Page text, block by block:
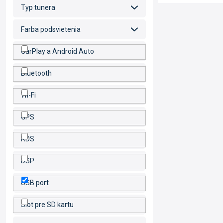
Typ tunera
Farba podsvietenia
CarPlay a Android Auto
Bluetooth
Wi-Fi
GPS
RDS
DSP
USB port
Slot pre SD kartu